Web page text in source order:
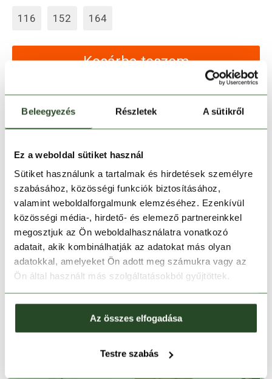
Beleegyezés Részletek A sütikről
Ez a weboldal sütiket használ
Sütiket használunk a tartalmak és hirdetések személyre
szabásához, közösségi funkciók biztosításához,
valamint weboldalforgalmunk elemzéséhez. Ezenkívül
közösségi média-, hirdető- és elemező partnereinkkel
megosztjuk az Ön weboldalhasználatra vonatkozó
adatait, akik kombinálhatják az adatokat más olyan
adatokkal, amelyeket Ön adott meg számukra vagy az
Ön által használt más szolgáltatásokból gyűjtöttek.
Az összes elfogadása
Testre szabás
TERMÉKLEÍRÁS
TERMÉK RÉSZLETEK
116 152 164
Kosárba teszem
1-2 munkanapos szállítás
Ingyenes kiszállítás 15 000 Ft felett
HASONLÓ TERMÉKEK